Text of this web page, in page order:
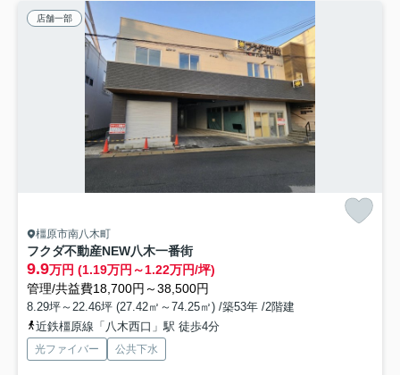
店舗一部
橿原市南八木町
フクダ不動産NEW八木一番街
9.9万円 (1.19万円～1.22万円/坪)
管理/共益費18,700円～38,500円
8.29坪～22.46坪 (27.42㎡～74.25㎡) /築53年 /2階建
近鉄橿原線「八木西口」駅 徒歩4分
光ファイバー 公共下水